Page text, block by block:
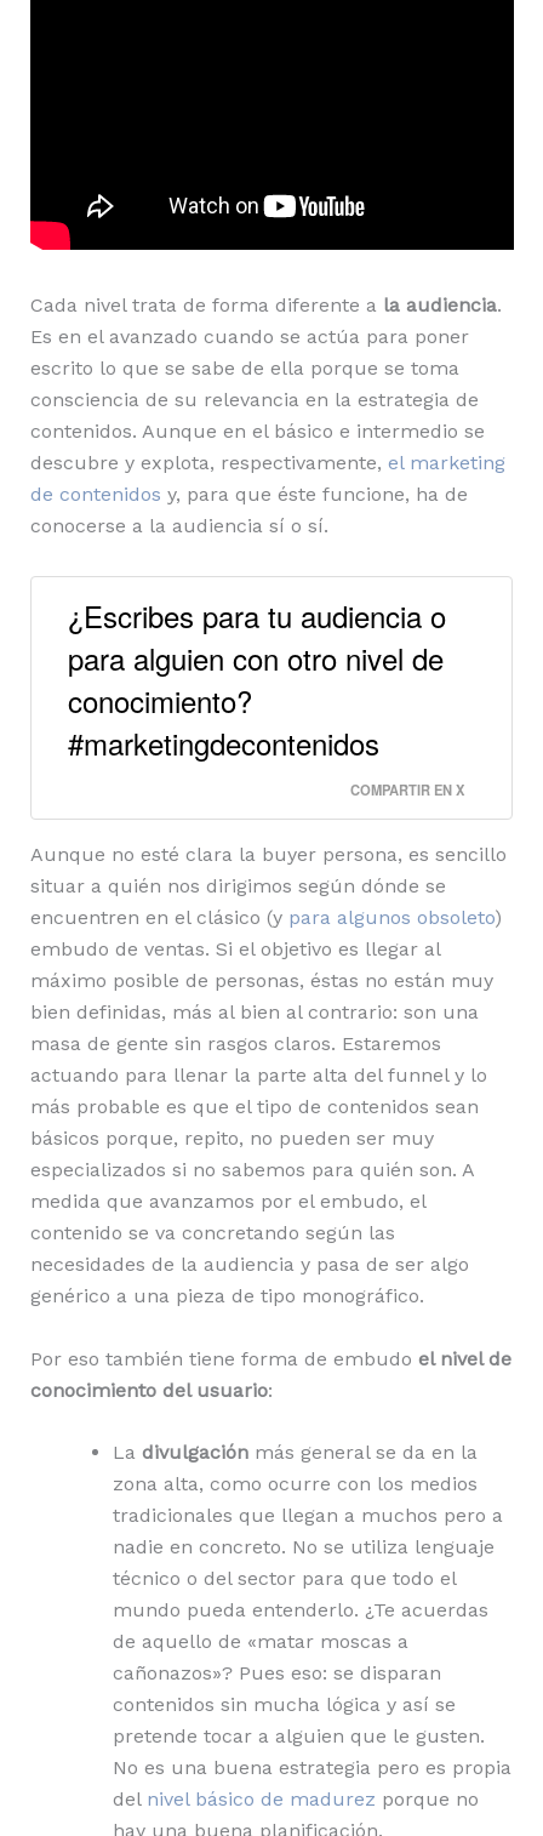
Cada nivel trata de forma diferente a la audiencia.
Es en el avanzado cuando se actúa para poner
escrito lo que se sabe de ella porque se toma
consciencia de su relevancia en la estrategia de
contenidos. Aunque en el básico e intermedio se
descubre y explota, respectivamente, el marketing
de contenidos y, para que éste funcione, ha de
conocerse a la audiencia sí o sí.
¿Escribes para tu audiencia o
para alguien con otro nivel de
conocimiento?
#marketingdecontenidos
COMPARTIR EN X
Aunque no esté clara la buyer persona, es sencillo
situar a quién nos dirigimos según dónde se
encuentren en el clásico (y para algunos obsoleto)
embudo de ventas. Si el objetivo es llegar al
máximo posible de personas, éstas no están muy
bien definidas, más al bien al contrario: son una
masa de gente sin rasgos claros. Estaremos
actuando para llenar la parte alta del funnel y lo
más probable es que el tipo de contenidos sean
básicos porque, repito, no pueden ser muy
especializados si no sabemos para quién son. A
medida que avanzamos por el embudo, el
contenido se va concretando según las
necesidades de la audiencia y pasa de ser algo
genérico a una pieza de tipo monográfico.
Por eso también tiene forma de embudo el nivel de
conocimiento del usuario:
La divulgaciónmás general se da en la
zona alta, como ocurre con los medios
tradicionales que llegan a muchos pero a
nadie en concreto. No se utiliza lenguaje
técnico o del sector para que todo el
mundo pueda entenderlo. ¿Te acuerdas
de aquello de «matar moscas a
cañonazos»? Pues eso: se disparan
contenidos sin mucha lógica y así se
pretende tocar a alguien que le gusten.
No es una buena estrategia pero es propia
del nivel básico de madurez porque no
hay una buena planificación.